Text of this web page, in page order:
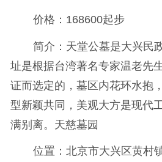
价格：168600起步
简介：天堂公墓是大兴民
址是根据台湾著名专家温老先
证而选定的，墓区内花环水抱
型新颖共同，美观大方是现代
满别离。天慈墓园
位置：北京市大兴区黄村